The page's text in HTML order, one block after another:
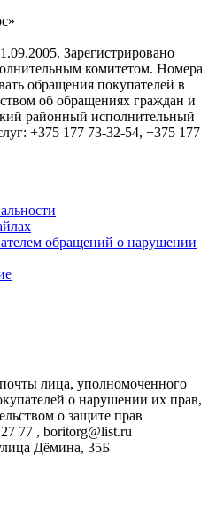
Зарегистрировано
комитетом. Номера
обращения покупателей в
об обращениях граждан и
районный исполнительный
+375 177 73-32-54, +375 177
обращений о нарушении
лица, уполномоченного
о нарушении их прав,
о защите прав
77 , boritorg@list.ru
Дёмина, 35Б